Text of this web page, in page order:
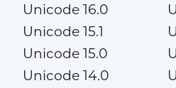
Unicode 16.0
Unicode 15.1
Unicode 15.0
Unicode 14.0